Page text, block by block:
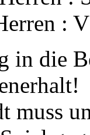
:
in die
muss